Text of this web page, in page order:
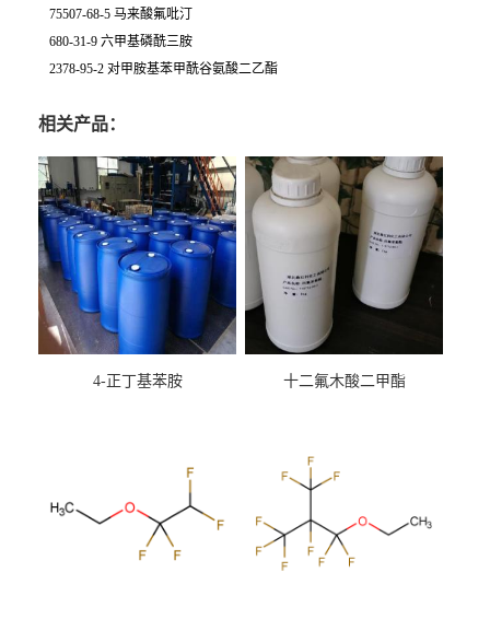
75507-68-5 马来酸氟吡汀
680-31-9 六甲基磷酰三胺
2378-95-2 对甲胺基苯甲酰谷氨酸二乙酯
相关产品：
4-正丁基苯胺 十二氟木酸二甲酯